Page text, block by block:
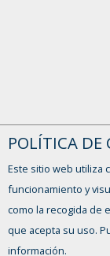
POLÍTICA DE
Este sitio web utiliza
funcionamiento y
como la recogida de
que acepta su uso.
información.